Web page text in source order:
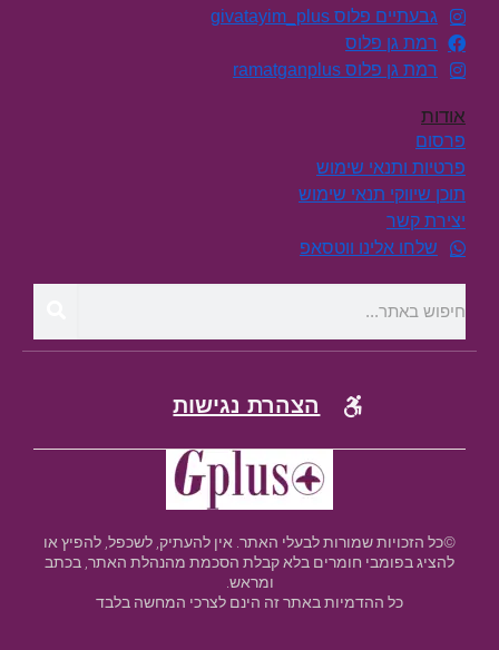
גבעתיים פלוס givatayim_plus
רמת גן פלוס
רמת גן פלוס ramatganplus
אודות
פרסום
פרטיות ותנאי שימוש
תוכן שיווקי תנאי שימוש
יצירת קשר
שלחו אלינו ווטסאפ
הצהרת נגישות
©כל הזכויות שמורות לבעלי האתר. אין להעתיק, לשכפל, להפיץ או
להציג בפומבי חומרים בלא קבלת הסכמת מהנהלת האתר, בכתב
ומראש.
כל ההדמיות באתר זה הינם לצרכי המחשה בלבד